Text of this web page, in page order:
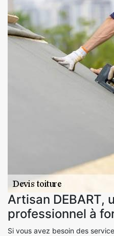
Artisan DEBART,
professionnel à
Si vous avez besoin des